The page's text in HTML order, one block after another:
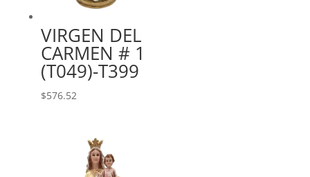
VIRGEN DEL
CARMEN # 1
(T049)-T399
$576.52